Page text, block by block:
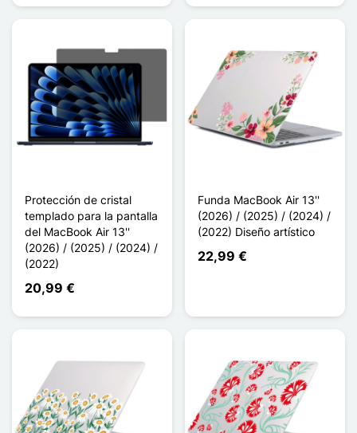
Protección de cristal
templado para la pantalla
del MacBook Air 13''
(2026) / (2025) / (2024) /
(2022)
20,99 €
Funda MacBook Air 13''
(2026) / (2025) / (2024) /
(2022) Diseño artístico
22,99 €